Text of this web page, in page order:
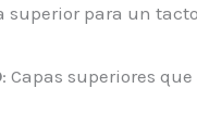
superior para un
: Capas superiores